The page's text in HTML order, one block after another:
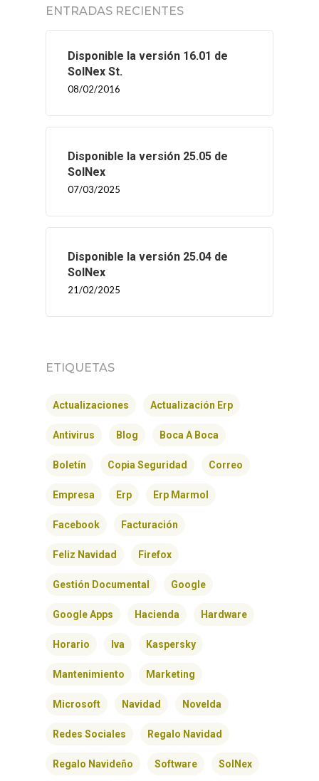
ENTRADAS RECIENTES
Disponible la versión 16.01 de
SolNex St.
08/02/2016
Disponible la versión 25.05 de
SolNex
07/03/2025
Disponible la versión 25.04 de
SolNex
21/02/2025
ETIQUETAS
Actualizaciones Actualización Erp
Antivirus Blog Boca A Boca
Boletín Copia Seguridad Correo
Empresa Erp Erp Marmol
Facebook Facturación
Feliz Navidad Firefox
Gestión Documental Google
Google Apps Hacienda Hardware
Horario Iva Kaspersky
Mantenimiento Marketing
Microsoft Navidad Novelda
Redes Sociales Regalo Navidad
Regalo Navideño Software SolNex